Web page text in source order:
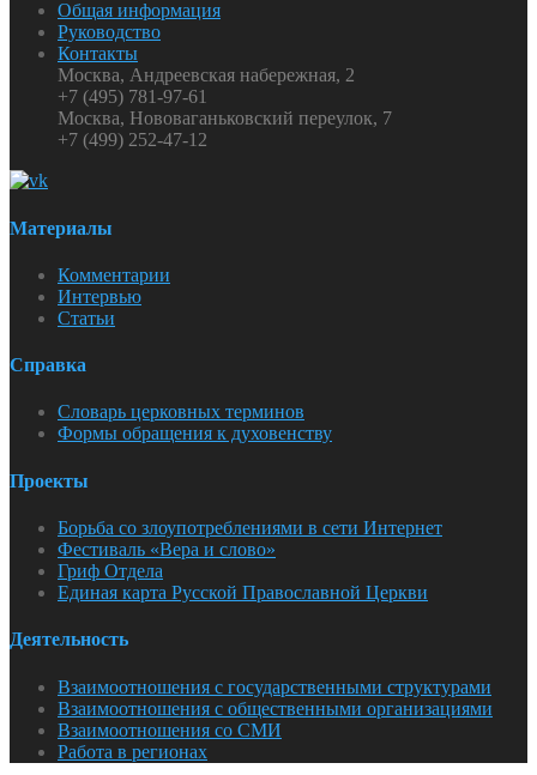
Общая информация
Руководство
Контакты
Москва, Андреевская набережная, 2
+7 (495) 781-97-61
Москва, Нововаганьковский переулок, 7
+7 (499) 252-47-12
Материалы
Комментарии
Интервью
Статьи
Справка
Словарь церковных терминов
Формы обращения к духовенству
Проекты
Борьба со злоупотреблениями в сети Интернет
Фестиваль «Вера и слово»
Гриф Отдела
Единая карта Русской Православной Церкви
Деятельность
Взаимоотношения с государственными структурами
Взаимоотношения с общественными организациями
Взаимоотношения со СМИ
Работа в регионах